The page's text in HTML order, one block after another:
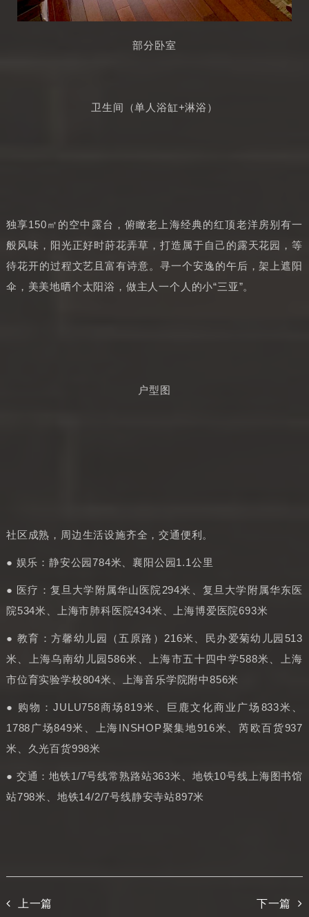
部分卧室
卫生间（单人浴缸+淋浴）
独享150㎡的空中露台，俯瞰老上海经典的红顶老洋房别有一
般风味，阳光正好时莳花弄草，打造属于自己的露天花园，等
待花开的过程文艺且富有诗意。寻一个安逸的午后，架上遮阳
伞，美美地晒个太阳浴，做主人一个人的小“三亚”。
户型图
社区成熟，周边生活设施齐全，交通便利。
● 娱乐：静安公园784米、襄阳公园1.1公里
● 医疗：复旦大学附属华山医院294米、复旦大学附属华东医
院534米、上海市肺科医院434米、上海博爱医院693米
● 教育：方馨幼儿园（五原路）216米、民办爱菊幼儿园513
米、上海乌南幼儿园586米、上海市五十四中学588米、上海
市位育实验学校804米、上海音乐学院附中856米
● 购物：JULU758商场819米、巨鹿文化商业广场833米、
1788广场849米、上海INSHOP聚集地916米、芮欧百货937
米、久光百货998米
● 交通：地铁1/7号线常熟路站363米、地铁10号线上海图书馆
站798米、地铁14/2/7号线静安寺站897米
上一篇 下一篇